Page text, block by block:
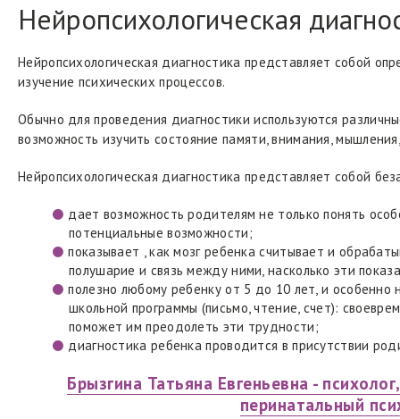
познакомиться с собой поближе при
Нейропсихологическая
Нейропсихологическая диагностика представляет собой
изучение психических процессов.
Обычно для проведения диагностики используются
возможность изучить состояние памяти, внимания,
Нейропсихологическая диагностика представляет собой
дает возможность родителям не только понять
потенциальные возможности;
показывает , как мозг ребенка считывает и
полушарие и связь между ними, насколько эти
полезно любому ребенку от 5 до 10 лет, и
школьной программы (письмо, чтение, счет):
поможет им преодолеть эти трудности;
диагностика ребенка проводится в присутствии
Брызгина Татьяна Евгеньевна -
перинатальный